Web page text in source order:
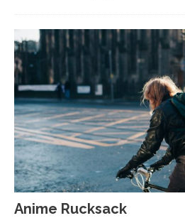
Anime Rucksack